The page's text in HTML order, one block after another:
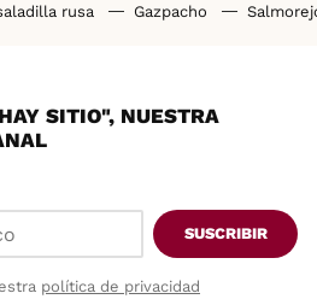
rusa Gazpacho
SITIO", NUESTRA
SUSCRIBIR
política de privacidad